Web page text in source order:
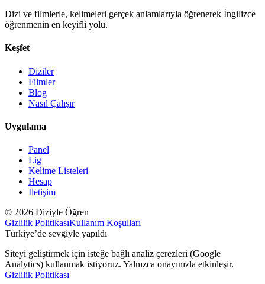
Dizi ve filmlerle, kelimeleri gerçek anlamlarıyla öğrenerek İngilizce
öğrenmenin en keyifli yolu.
Keşfet
Diziler
Filmler
Blog
Nasıl Çalışır
Uygulama
Panel
Lig
Kelime Listeleri
Hesap
İletişim
© 2026 Diziyle Öğren
Gizlilik PolitikasıKullanım Koşulları
Türkiye’de sevgiyle yapıldı
Siteyi geliştirmek için isteğe bağlı analiz çerezleri (Google
Analytics) kullanmak istiyoruz. Yalnızca onayınızla etkinleşir.
Gizlilik Politikası